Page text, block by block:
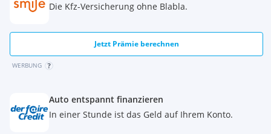
Die Kfz-Versicherung ohne Blabla.
Jetzt Prämie berechnen
WERBUNG
Auto entspannt finanzieren
In einer Stunde ist das Geld auf Ihrem Konto.